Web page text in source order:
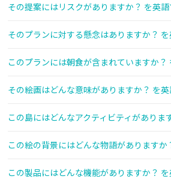
その提案にはリスクがありますか？ を英
そのプランに対する懸念はありますか？
このプランには朝食が含まれていますか？
その絵画はどんな意味がありますか？ を
この島にはどんなアクティビティがありま
この絵の背景にはどんな物語がありますか
この製品にはどんな機能がありますか？